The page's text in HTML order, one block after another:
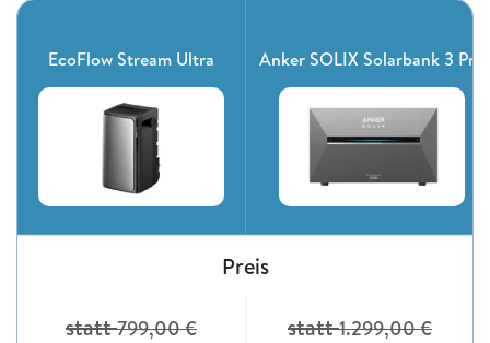
EcoFlow Stream Ultra Anker SOLIX Solarbank 3 Pro
Preis
statt799,00€
statt1.299,00€